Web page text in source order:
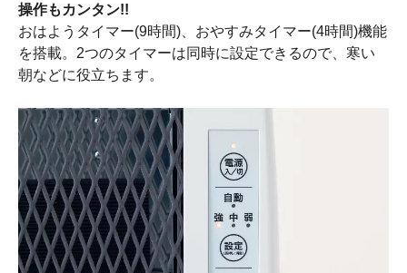
操作もカンタン!!
おはようタイマー(9時間)、おやすみタイマー(4時間)機能
を搭載。2つのタイマーは同時に設定できるので、寒い
朝などに役立ちます。